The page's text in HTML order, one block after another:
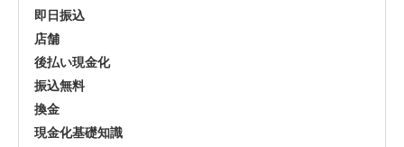
即日振込
店舗
後払い現金化
振込無料
換金
現金化基礎知識